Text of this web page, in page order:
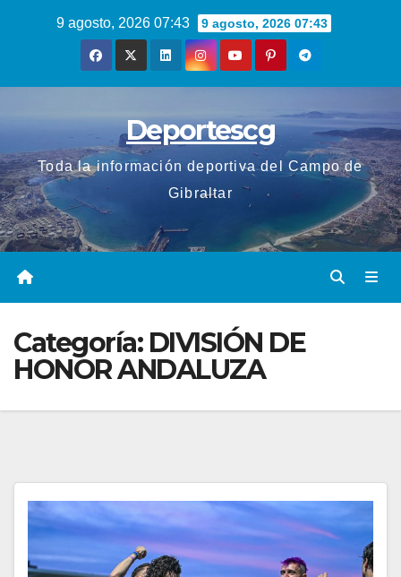
9 agosto, 2026 07:43 9 agosto, 2026 07:43
Deportescg
Toda la información deportiva del Campo de
Gibraltar
Categoría: DIVISIÓN DE
HONOR ANDALUZA